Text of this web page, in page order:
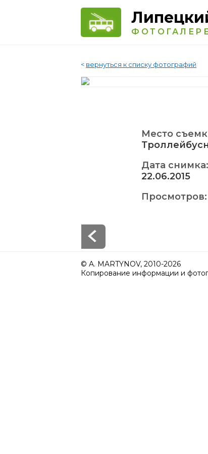
< вернуться к списку фотографий
Место
Дата снимка:
22.06.2015
Просмотров:
© A. MARTYNOV, 2010-2026
Копирование информации и